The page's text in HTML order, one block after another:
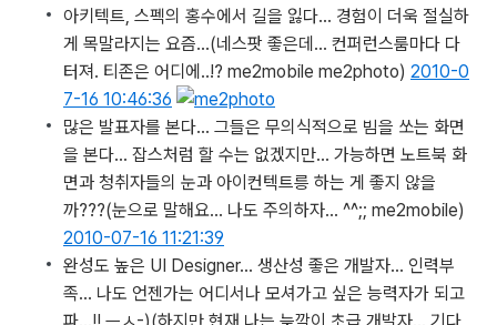
아키텍트, 스펙의 홍수에서 길을 잃다… 경험이 더욱 절실하
게 목말라지는 요즘…(네스팟 좋은데... 컨퍼런스룸마다 다
터져. 티존은 어디에..!? me2mobile me2photo) 2010-0
7-16 10:46:36
많은 발표자를 본다… 그들은 무의식적으로 빔을 쏘는 화면
을 본다… 잡스처럼 할 수는 없겠지만… 가능하면 노트북 화
면과 청취자들의 눈과 아이컨텍트릉 하는 게 좋지 않을
까???(눈으로 말해요... 나도 주의하자... ^^;; me2mobile)
2010-07-16 11:21:39
완성도 높은 UI Designer… 생산성 좋은 개발자… 인력부
족… 나도 언젠가는 어디서나 모셔가고 싶은 능력자가 되고